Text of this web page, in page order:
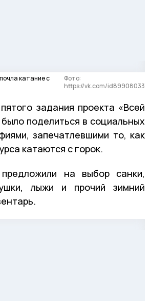
катание с
Фото:
https://vk.com/id89908033
задания проекта «Всей
поделиться в социальных
запечатлевшими то, как
катаются с горок.
на выбор санки,
лыжи и прочий зимний